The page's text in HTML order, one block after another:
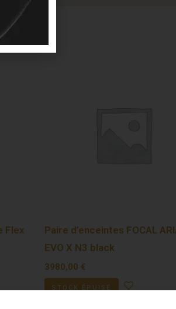
Flex
Paire d’enceintes FOCAL
EVO X N3 black
3980,00 €
STOCK ÉPUISÉ